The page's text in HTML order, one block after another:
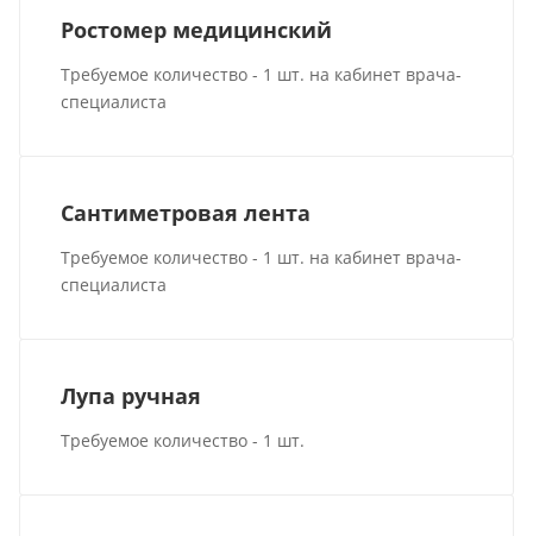
Ростомер медицинский
Требуемое количество - 1 шт. на кабинет врача-
специалиста
Сантиметровая лента
Требуемое количество - 1 шт. на кабинет врача-
специалиста
Лупа ручная
Требуемое количество - 1 шт.